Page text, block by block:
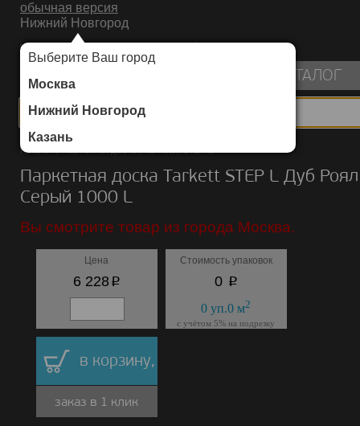
обычная версия
Нижний Новгород
Выберите Ваш город
Москва
Нижний Новгород
Казань
ИНТЕРНЕТ-МАГАЗИН НАПОЛЬНЫХ ПОКРЫТИЙ
КАТАЛОГ
Каталог/Паркетная доска/Tarkett/STEP L
Паркетная доска Tarkett STEP L Дуб Роял
Серый 1000 L
Вы смотрите товар из города Москва.
Цена
6 228p
Стоимость упаковок
0 p
0 уп.0 м2
с учётом 5% на подрезку
в корзину,
заказ в 1 клик